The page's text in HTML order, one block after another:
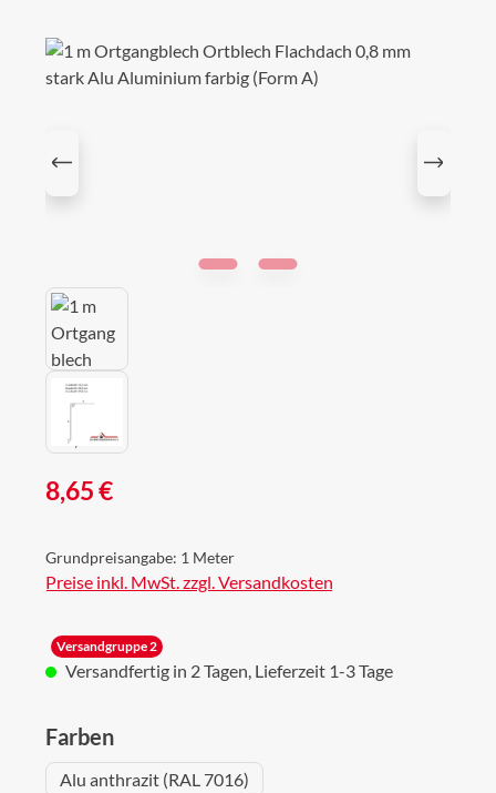
Bildergalerie überspringen
Regulärer Preis:
8,65 €
Grundpreisangabe: 1 Meter
Preise inkl. MwSt. zzgl. Versandkosten
Versandgruppe 2
Versandfertig in 2 Tagen, Lieferzeit 1-3 Tage
Farbenauswählen
Alu anthrazit (RAL 7016)